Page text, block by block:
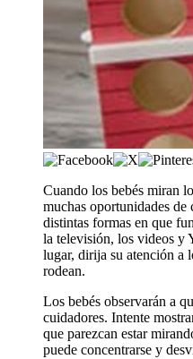
​​Cuando los bebés miran
muchas oportunidades de
distintas formas en que
la televisión, los videos y
lugar, dirija su atención a
rodean.
Los bebés observarán a
cuidadores. Intente
que parezcan estar
puede concentrarse y